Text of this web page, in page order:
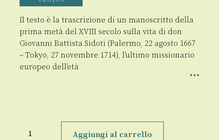
Il testo è la trascrizione di un manoscritto della
prima metà del XVIII secolo sulla vita di don
Giovanni Battista Sidoti (Palermo, 22 agosto 1667
– Tokyo, 27 novembre 1714), l’ultimo missionario
europeo dell’età
Aggiungi al carrello